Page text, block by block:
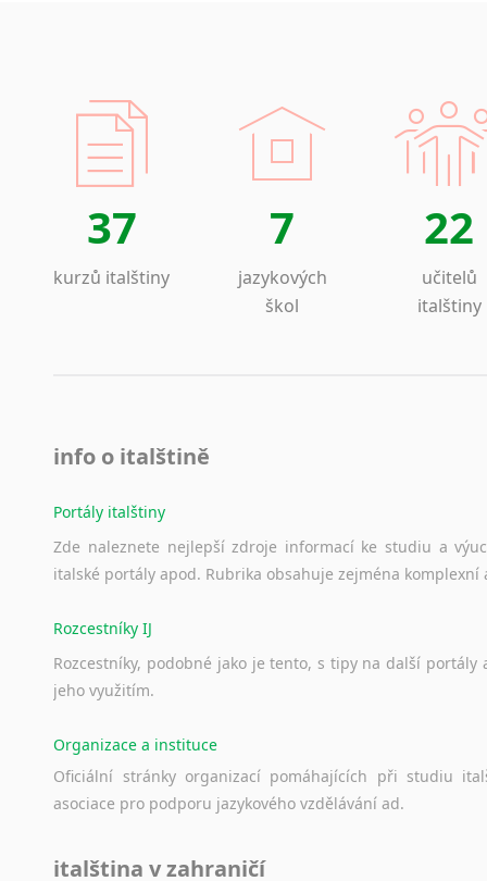
37
kurzů italštiny
7
jazykových
škol
22
učitelů
italštiny
info o italštině
Portály italštiny
Zde naleznete nejlepší zdroje informací ke studiu a
italské portály apod. Rubrika obsahuje zejména komplexní
Rozcestníky IJ
Rozcestníky, podobné jako je tento, s tipy na další portály
jeho využitím.
Organizace a instituce
Oficiální stránky organizací pomáhajících při studiu
asociace pro podporu jazykového vzdělávání ad.
italština v zahraničí